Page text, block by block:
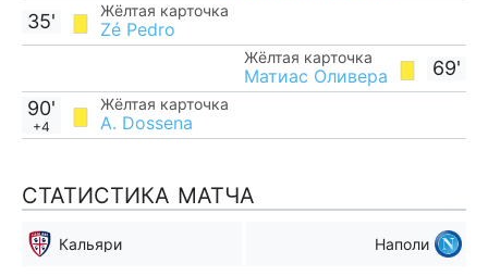
Жёлтая карточка
Zé Pedro
35'
69'
Жёлтая карточка
Матиас Оливера
Жёлтая карточка
A. Dossena
90'
+4
СТАТИСТИКА МАТЧА
Кальяри Наполи